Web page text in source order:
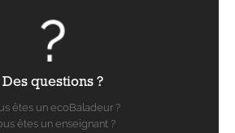
Des questions ?
êtes un ecoBaladeur ?
êtes un enseignant ?